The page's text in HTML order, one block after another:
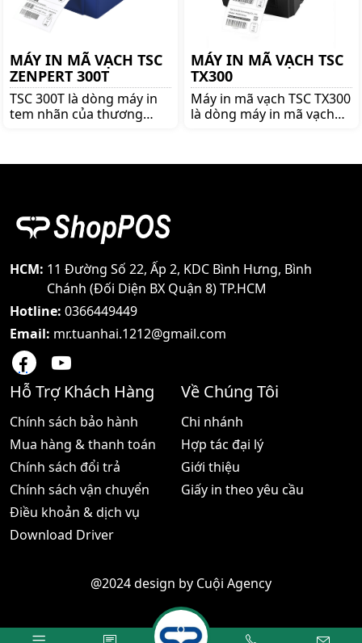
MÁY IN MÃ VẠCH TSC
ZENPERT 300T
TSC 300T là dòng máy in
tem nhãn của thương
cùng với đầu in bền bỉ,
MÁY IN MÃ VẠCH TSC
TX300
Máy in mã vạch TSC TX300
là dòng máy in mã vạch
ngay shoppos.vn để nhận
HCM: 11 Đường Số 22, Ấp 2, KDC Bình Hưng, Bình
Chánh (Đối Diện BX Quận 8) TP.HCM
Hotline: 0366449449
Email: mr.tuanhai.1212@gmail.com
Hỗ Trợ Khách Hàng
Chính sách bảo hành
Mua hàng & thanh toán
Chính sách đổi trả
Chính sách vận chuyển
Điều khoản & dịch vụ
Download Driver
Về Chúng Tôi
Chi nhánh
Hợp tác đại lý
Giới thiệu
Giấy in theo yêu cầu
@2024 design by Cuội Agency